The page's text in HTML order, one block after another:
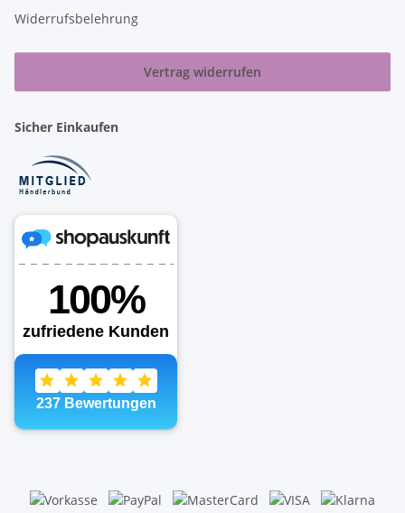
Widerrufsbelehrung
Vertrag widerrufen
Sicher Einkaufen